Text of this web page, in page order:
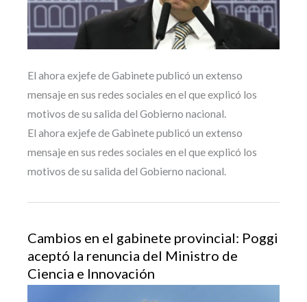
El ahora exjefe de Gabinete publicó un extenso
mensaje en sus redes sociales en el que explicó los
motivos de su salida del Gobierno nacional.
El ahora exjefe de Gabinete publicó un extenso
mensaje en sus redes sociales en el que explicó los
motivos de su salida del Gobierno nacional.
Cambios en el gabinete provincial: Poggi
aceptó la renuncia del Ministro de
Ciencia e Innovación